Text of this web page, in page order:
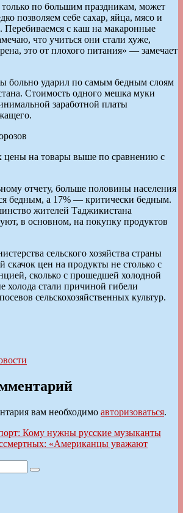
по большим праздникам, может
позволяем себе сахар, яйца, мясо и
с каш на макаронные
что учиться они стали хуже,
это от плохого питания» — замечает
больно ударил по самым бедным слоям
Стоимость одного мешка муки
заработной платы
цены на товары выше по сравнению с
отчету, больше половины населения
бедным, а 17% — критически бедным.
жителей Таджикистана
в основном, на покупку продуктов
сельского хозяйства страны
скачок цен на продукты не столько с
сколько с прошедшей холодной
стали причиной гибели
сельскохозяйственных культур.
вам необходимо авторизоваться.
Кому нужны русские музыканты
«Американцы уважают
Поиск